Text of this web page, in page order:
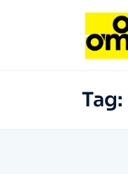
Tag: